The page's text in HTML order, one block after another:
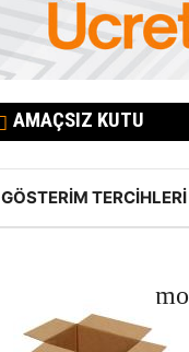
AMAÇSIZ KUTU
GÖSTERIM TERCIHLERI